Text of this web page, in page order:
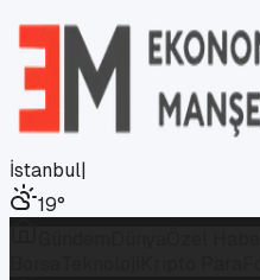
İstanbul|
19°